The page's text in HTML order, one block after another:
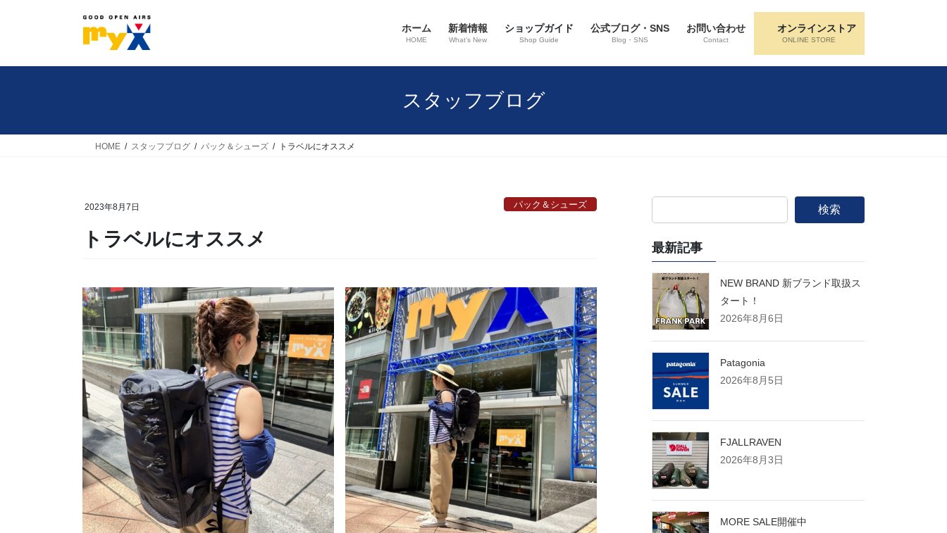
ン
ー
ホーム
HOME
新着情報
What’s New
ショップガイド
Shop Guide
公式ブログ・SNS
Blog・SNS
お問い合わせ
Contact
オンラインストア
ONLINE STORE
スタッフブログ
HOME スタッフブログ パック＆シューズ トラベルにオススメ
2023年8月7日 パック＆シューズ
トラベルにオススメ
検索
最新記事
NEW BRAND 新ブランド取扱ス
タート！
2026年8月6日
Patagonia
2026年8月5日
FJALLRAVEN
2026年8月3日
MORE SALE開催中